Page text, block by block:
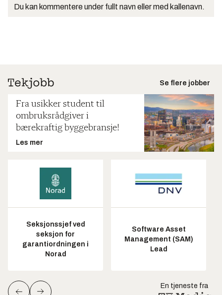
Du kan kommentere under fullt navn eller med kallenavn.
Se flere jobber
Fra usikker student til
ombruksrådgiver i
bærekraftig byggebransje!
Les mer
Seksjonssjef ved
seksjon for
garantiordningen i
Norad
Software Asset
Management (SAM)
Lead
En tjeneste fra